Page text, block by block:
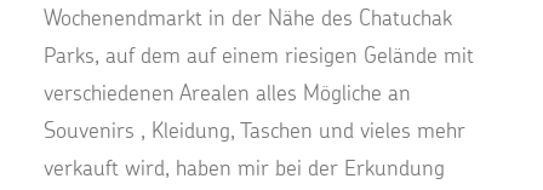
Wochenendmarkt in der Nähe des Chatuchak
Parks, auf dem auf einem riesigen Gelände mit
verschiedenen Arealen alles Mögliche an
Souvenirs , Kleidung, Taschen und vieles mehr
verkauft wird, haben mir bei der Erkundung